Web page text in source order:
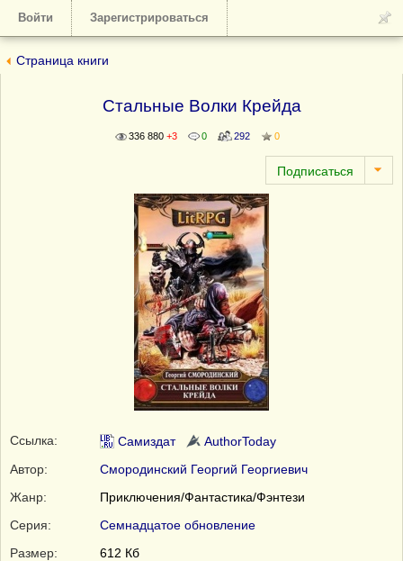
Войти Зарегистрироваться
Страница книги
Стальные Волки Крейда
336 880 +3 0 292 0
Ссылка: Самиздат
AuthorToday
Автор:
Смородинский Георгий Георгиевич
Жанр:
Приключения/Фантастика/Фэнтези
Серия:
Семнадцатое обновление
Размер:
612 Кб